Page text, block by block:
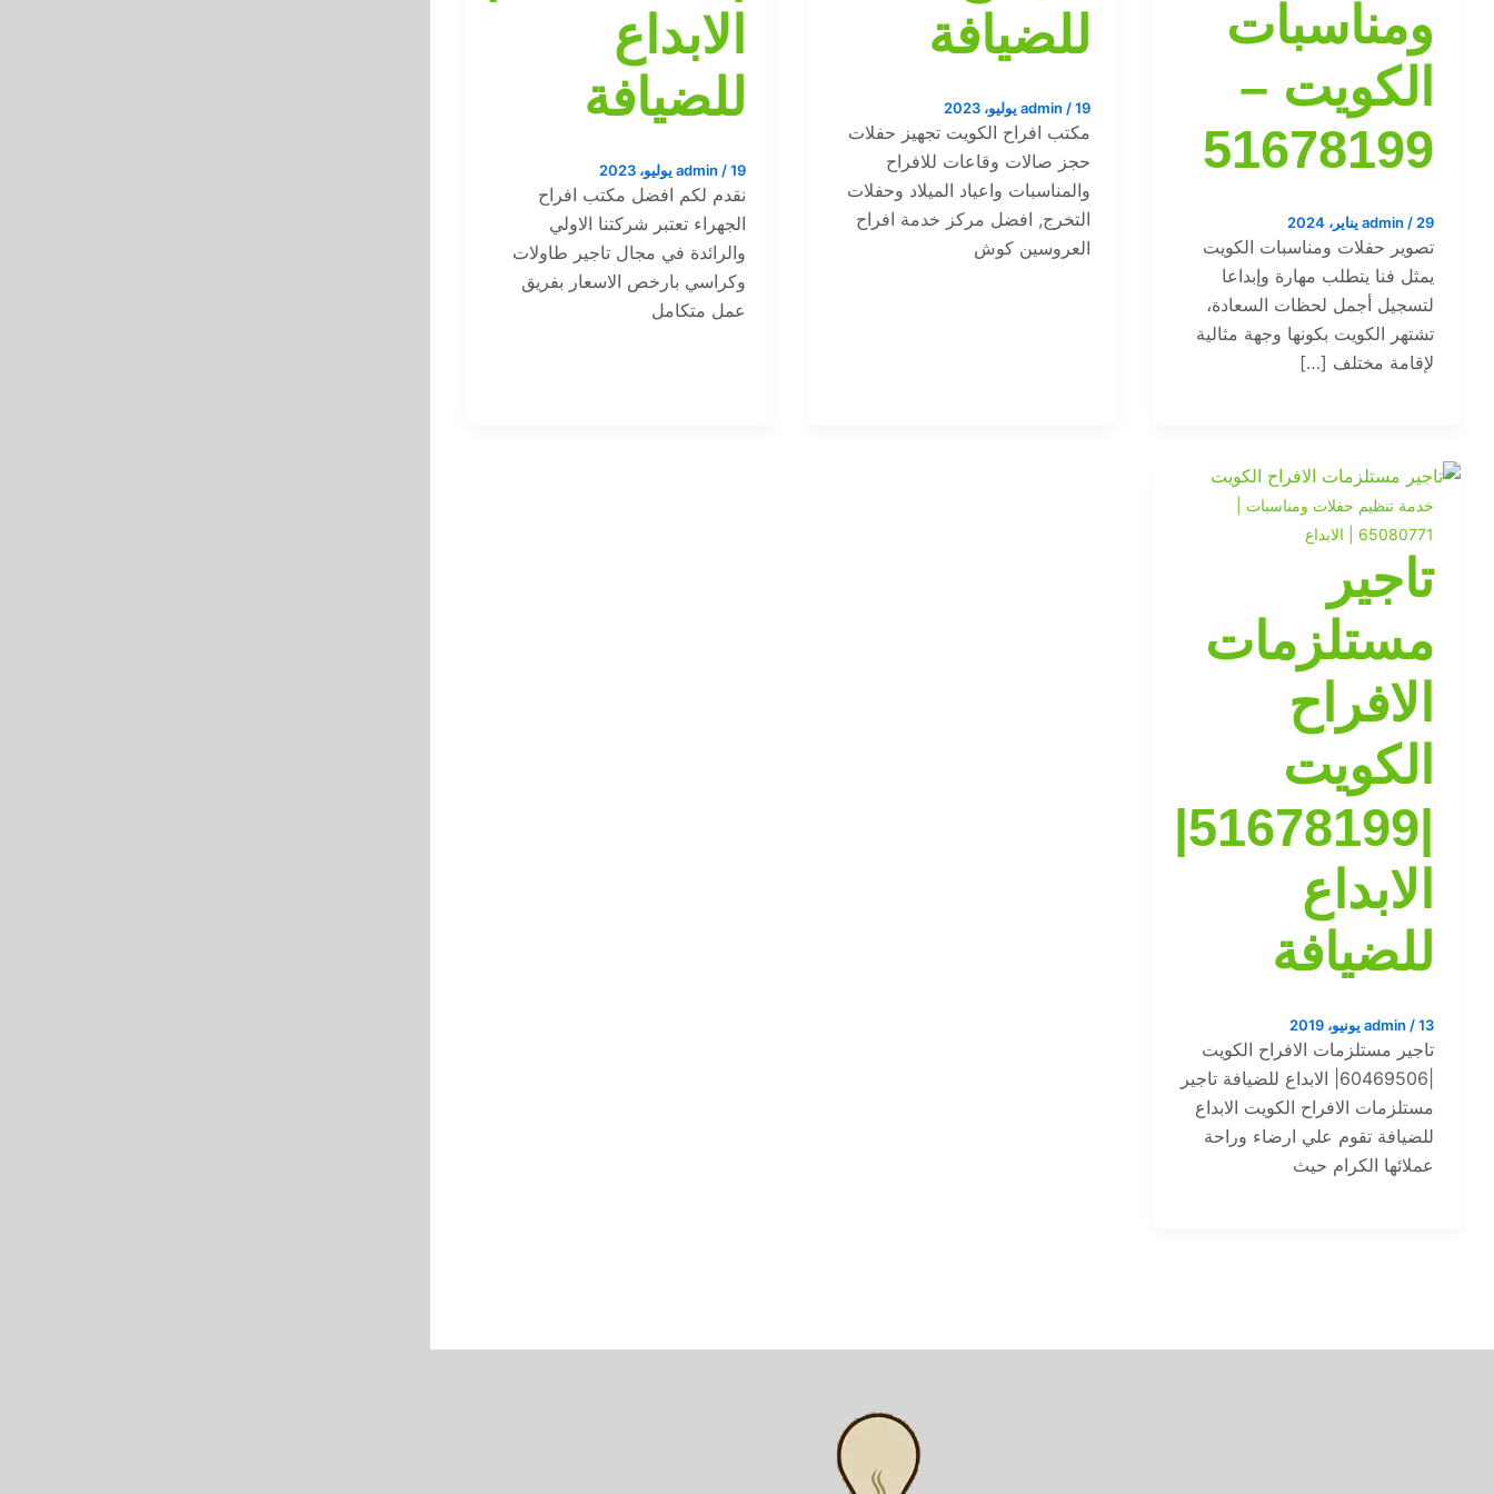
ومناسبات
الكويت –
51678199
admin /29 يناير، 2024
تصوير حفلات ومناسبات الكويت
يمثل فنا يتطلب مهارة وإبداعا
لتسجيل أجمل لحظات السعادة،
تشتهر الكويت بكونها وجهة مثالية
لإقامة مختلف […]
للضيافة
admin /19 يوليو، 2023
مكتب افراح الكويت تجهيز حفلات
حجز صالات وقاعات للافراح
والمناسبات واعياد الميلاد وحفلات
التخرج, افضل مركز خدمة افراح
العروسين كوش
الابداع
للضيافة
admin/19 يوليو، 2023
نقدم لكم افضل مكتب افراح
الجهراء تعتبر شركتنا الاولي
والرائدة في مجال تاجير طاولات
وكراسي بارخص الاسعار بفريق
عمل متكامل
خدمة تنظيم حفلات ومناسبات |
65080771 | الابداع
تاجير
مستلزمات
الافراح
الكويت
|51678199|
الابداع
للضيافة
admin /13 يونيو، 2019
تاجير مستلزمات الافراح الكويت
|60469506| الابداع للضيافة تاجير
مستلزمات الافراح الكويت الابداع
للضيافة تقوم علي ارضاء وراحة
عملائها الكرام حيث